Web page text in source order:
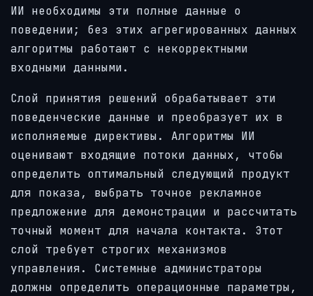
ИИ необходимы эти полные данные о
поведении; без этих агрегированных данных
алгоритмы работают с некорректными
входными данными.
Слой принятия решений обрабатывает эти
поведенческие данные и преобразует их в
исполняемые директивы. Алгоритмы ИИ
оценивают входящие потоки данных, чтобы
определить оптимальный следующий продукт
для показа, выбрать точное рекламное
предложение для демонстрации и рассчитать
точный момент для начала контакта. Этот
слой требует строгих механизмов
управления. Системные администраторы
должны определить операционные параметры,